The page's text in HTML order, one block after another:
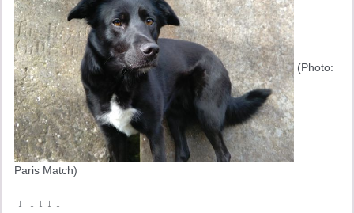
(Photo:
Paris Match)
↓ ↓ ↓ ↓ ↓